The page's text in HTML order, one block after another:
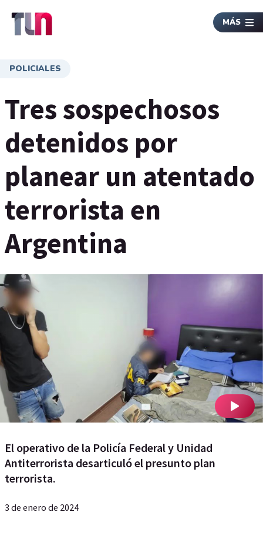
MÁS
POLICIALES
Tres sospechosos
detenidos por
planear un atentado
terrorista en
Argentina
El operativo de la Policía Federal y Unidad
Antiterrorista desarticuló el presunto plan
terrorista.
3 de enero de 2024